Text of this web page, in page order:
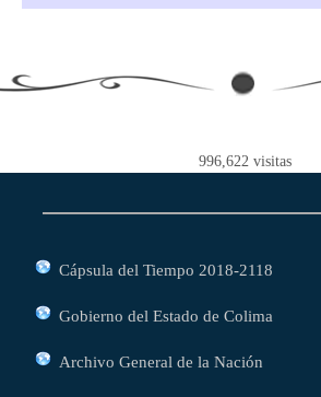
996,622visitas
Cápsula del Tiempo 2018-2118
Gobierno del Estado de Colima
Archivo General de la Nación